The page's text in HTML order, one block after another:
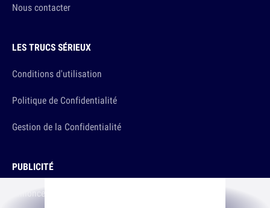
Nous contacter
LES TRUCS SÉRIEUX
Conditions d'utilisation
Politique de Confidentialité
Gestion de la Confidentialité
PUBLICITÉ
Annoncer sur 10h26